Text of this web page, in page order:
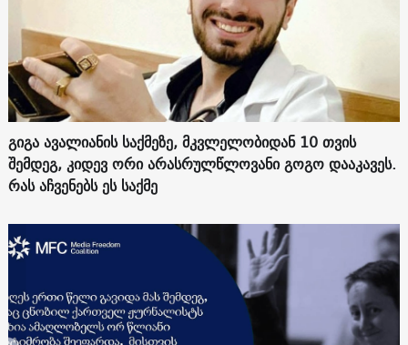
გიგა ავალიანის საქმეზე, მკვლელობიდან 10 თვის
შემდეგ, კიდევ ორი არასრულწლოვანი გოგო დააკავეს.
რას აჩვენებს ეს საქმე